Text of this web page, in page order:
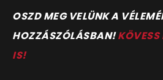
OSZD MEG VELÜNK A
HOZZÁSZÓLÁSBAN!
IS!